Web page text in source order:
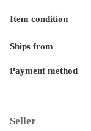
Item condition
Ships from
Payment method
Seller